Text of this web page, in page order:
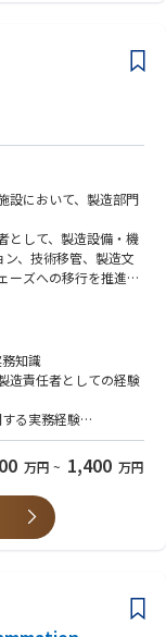
経験
リケーションの経験
する試験対応の経験
、エンドトキシン試
験
ンテグリティに関す
ートナーとのコミュ
クト経験
設において、製造部門
として、製造設備・機
、技術移管、製造文
ーズへの移行を推進し
知識
造責任者としての経験
る実務経験
デーションに関する基
ンダー、コンサルタン
マネジメント経験
がが解決に導く能力
ーション、CSV 等に関
万円 ~ 1,400 万円